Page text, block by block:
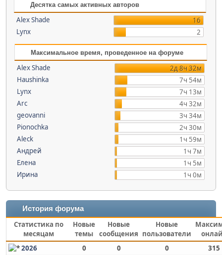
Десятка самых активных авторов
Alex Shade
16
Lynx
2
Максимальное время, проведенное на форуме
Alex Shade
2д 8ч 32м
Haushinka
7ч 54м
Lynx
7ч 13м
Arc
4ч 32м
geovanni
3ч 34м
Pionochka
2ч 30м
Aleck
1ч 59м
Андрей
1ч 7м
Елена
1ч 5м
Ирина
1ч 0м
История форума
Статистика по
месяцам
Новые
темы
Новые
сообщения
Новые
пользователи
2026
0 0 0
315